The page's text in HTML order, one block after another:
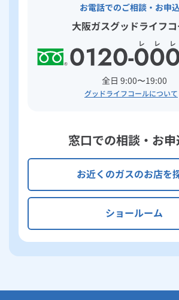
お電話でのご相談・お申
大阪ガスグッドライフ
全日 9:00〜19:00
グッドライフコールについて
窓口での相談・お
お近くのガスのお店を
ショールーム